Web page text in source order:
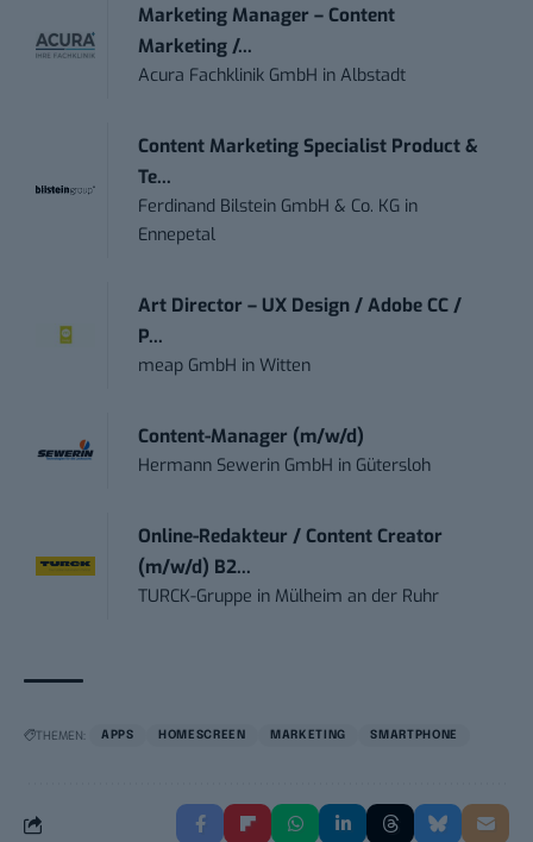
Marketing Manager – Content
Marketing /...
Acura Fachklinik GmbH inAlbstadt
Content Marketing Specialist Product &
Te...
Ferdinand Bilstein GmbH & Co. KG in
Ennepetal
Art Director – UX Design / Adobe CC /
P...
meap GmbH inWitten
Content-Manager (m/w/d)
Hermann Sewerin GmbH in Gütersloh
Online-Redakteur / Content Creator
(m/w/d) B2...
TURCK-Gruppe in Mülheim an der Ruhr
THEMEN: APPS HOMESCREEN MARKETING SMARTPHONE